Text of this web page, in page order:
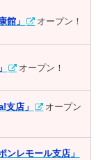
館」 オープン！
オープン！
支店」
オープン
ンレモール支店」